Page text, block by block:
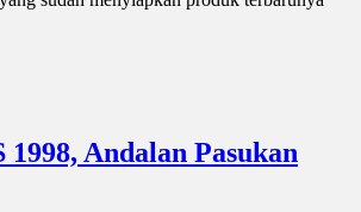
Andalan Pasukan